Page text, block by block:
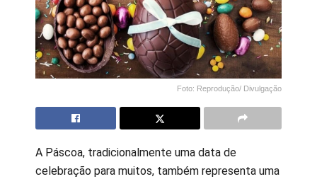
Foto: Reprodução/ Divulgação
A Páscoa, tradicionalmente uma data de
celebração para muitos, também representa uma